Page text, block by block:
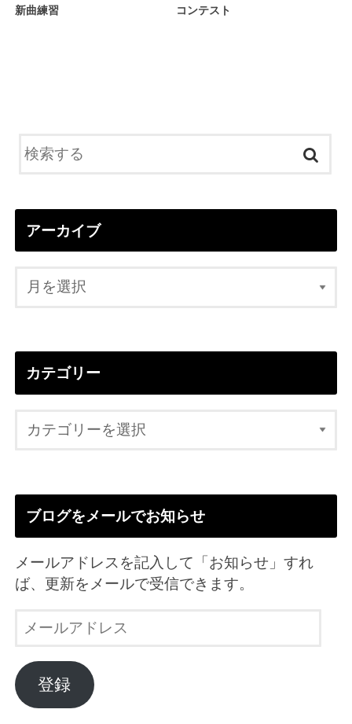
新曲練習 コンテスト
アーカイブ
カテゴリー
ブログをメールでお知らせ
メールアドレスを記入して「お知らせ」すれ
ば、更新をメールで受信できます。
ル
ア
ド
登録